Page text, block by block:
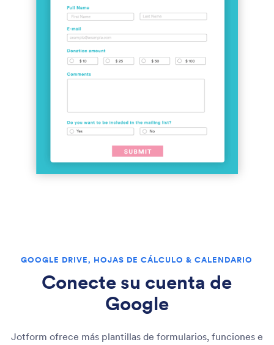
GOOGLE DRIVE, HOJAS DE CÁLCULO & CALENDARIO
Conecte su cuenta de
Google
Jotform ofrece más plantillas de formularios, funciones e